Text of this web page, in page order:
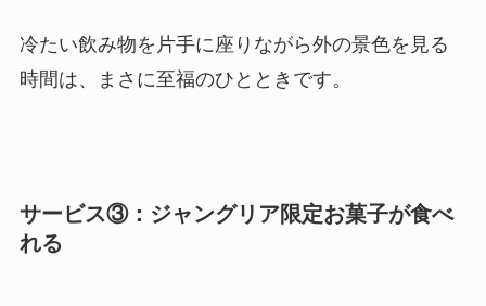
冷たい飲み物を片手に座りながら外の景色を見る
時間は、まさに至福のひとときです。
サービス③：ジャングリア限定お菓子が食べ
れる